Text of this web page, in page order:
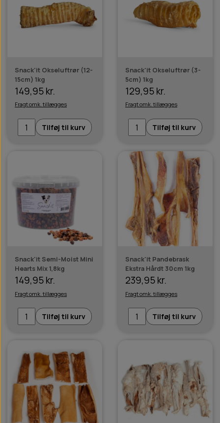
Snack'it Okseluftrør (12-
15cm) 1kg
149,95 kr.
Fragt omk. tillægges
Tilføj til kurv
Snack'it Okseluftrør (3-
5cm) 1kg
129,95 kr.
Fragt omk. tillægges
Tilføj til kurv
Snack'it Semi-Moist Mini
Hearts Mix 1,8kg
149,95 kr.
Fragt omk. tillægges
Tilføj til kurv
Snack'it Pandebrask
Ekstra Hårdt 30cm 1kg
239,95 kr.
Fragt omk. tillægges
Tilføj til kurv